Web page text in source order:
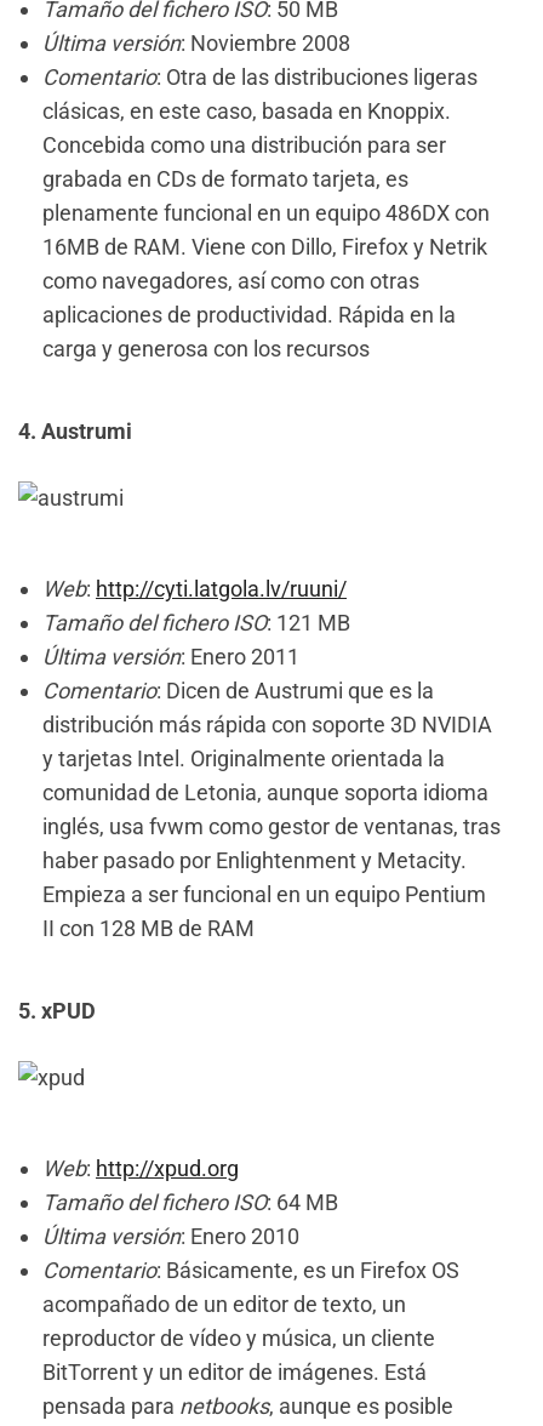
Tamaño del fichero ISO: 50 MB
Última versión: Noviembre 2008
Comentario: Otra de las distribuciones ligeras
clásicas, en este caso, basada en Knoppix.
Concebida como una distribución para ser
grabada en CDs de formato tarjeta, es
plenamente funcional en un equipo 486DX con
16MB de RAM. Viene con Dillo, Firefox y Netrik
como navegadores, así como con otras
aplicaciones de productividad. Rápida en la
carga y generosa con los recursos
4. Austrumi
Web: http://cyti.latgola.lv/ruuni/
Tamaño del fichero ISO: 121 MB
Última versión: Enero 2011
Comentario: Dicen de Austrumi que es la
distribución más rápida con soporte 3D NVIDIA
y tarjetas Intel. Originalmente orientada la
comunidad de Letonia, aunque soporta idioma
inglés, usa fvwm como gestor de ventanas, tras
haber pasado por Enlightenment y Metacity.
Empieza a ser funcional en un equipo Pentium
II con 128 MB de RAM
5. xPUD
Web: http://xpud.org
Tamaño del fichero ISO: 64 MB
Última versión: Enero 2010
Comentario: Básicamente, es un Firefox OS
acompañado de un editor de texto, un
reproductor de vídeo y música, un cliente
BitTorrent y un editor de imágenes. Está
pensada para netbooks, aunque es posible